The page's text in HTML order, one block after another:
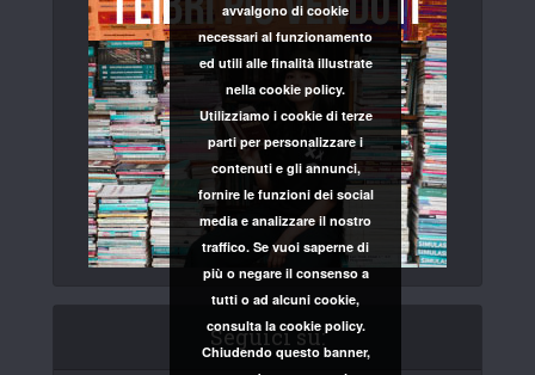
Seguici su:
avvalgono di cookie
necessari al funzionamento
ed utili alle finalità illustrate
nella cookie policy.
Utilizziamo i cookie di terze
parti per personalizzare i
contenuti e gli annunci,
fornire le funzioni dei social
media e analizzare il nostro
traffico. Se vuoi saperne di
più o negare il consenso a
tutti o ad alcuni cookie,
consulta la cookie policy.
Chiudendo questo banner,